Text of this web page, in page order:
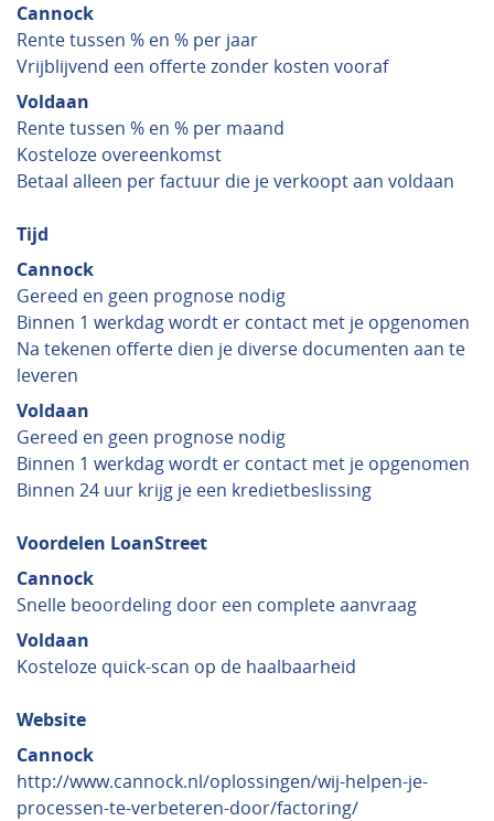
Cannock
Rente tussen % en % per jaar
Vrijblijvend een offerte zonder kosten vooraf
Voldaan
Rente tussen % en % per maand
Kosteloze overeenkomst
Betaal alleen per factuur die je verkoopt aan voldaan
Tijd
Cannock
Gereed en geen prognose nodig
Binnen 1 werkdag wordt er contact met je opgenomen
Na tekenen offerte dien je diverse documenten aan te
leveren
Voldaan
Gereed en geen prognose nodig
Binnen 1 werkdag wordt er contact met je opgenomen
Binnen 24 uur krijg je een kredietbeslissing
Voordelen LoanStreet
Cannock
Snelle beoordeling door een complete aanvraag
Voldaan
Kosteloze quick-scan op de haalbaarheid
Website
Cannock
http://www.cannock.nl/oplossingen/wij-helpen-je-
processen-te-verbeteren-door/factoring/